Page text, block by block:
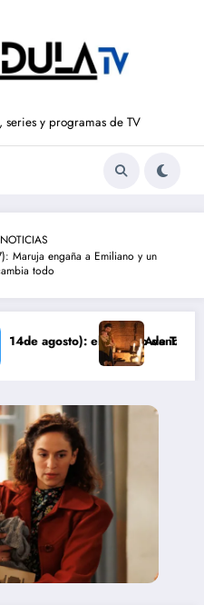
series y programas de TV
NOTICIAS
Maruja engaña a Emiliano y un
todo
el secreto de Tasio sale a la luz
Avance VALLE